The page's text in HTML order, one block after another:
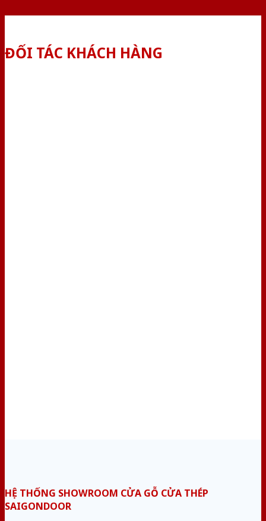
ĐỐI TÁC KHÁCH HÀNG
HỆ THỐNG SHOWROOM CỬA GỖ CỬA THÉP
SAIGONDOOR